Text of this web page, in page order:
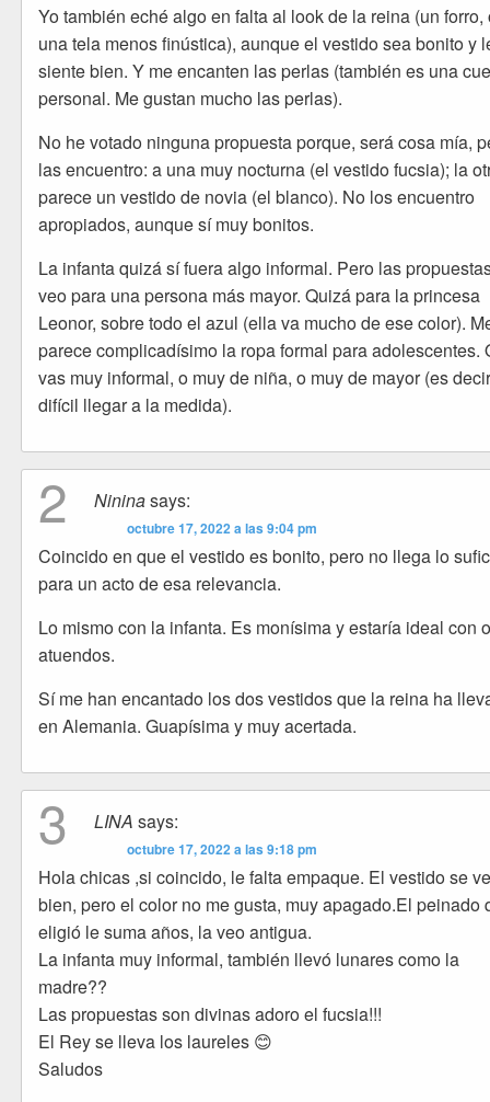
Yo también eché algo en falta al look de la reina (un forro,
una tela menos finústica), aunque el vestido sea bonito y
siente bien. Y me encanten las perlas (también es una
personal. Me gustan mucho las perlas).
No he votado ninguna propuesta porque, será cosa mía,
las encuentro: a una muy nocturna (el vestido fucsia); la
parece un vestido de novia (el blanco). No los encuentro
apropiados, aunque sí muy bonitos.
La infanta quizá sí fuera algo informal. Pero las
veo para una persona más mayor. Quizá para la princesa
Leonor, sobre todo el azul (ella va mucho de ese color).
parece complicadísimo la ropa formal para adolescentes.
vas muy informal, o muy de niña, o muy de mayor (es
difícil llegar a la medida).
2 Nininasays:
octubre 17, 2022 a las 9:04 pm
Coincido en que el vestido es bonito, pero no llega lo
para un acto de esa relevancia.
Lo mismo con la infanta. Es monísima y estaría ideal con
atuendos.
Sí me han encantado los dos vestidos que la reina ha
en Alemania. Guapísima y muy acertada.
3 LINA says:
octubre 17, 2022 a las 9:18 pm
Hola chicas ,si coincido, le falta empaque. El vestido se
bien, pero el color no me gusta, muy apagado.El peinado
eligió le suma años, la veo antigua.
La infanta muy informal, también llevó lunares como la
madre??
Las propuestas son divinas adoro el fucsia!!!
El Rey se lleva los laureles 😊
Saludos